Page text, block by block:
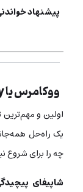
پیشنهاد
ووکامرس یا shopify: تفاوت‌ها
یک راه‌حل
چه را برای شروع
شاپیفای